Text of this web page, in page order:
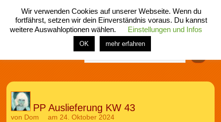
menü
home rubrik buch comic spiel fotos shop
PP Auslieferung KW 43
von Dom am 24. Oktober 2024
Wir verwenden Cookies auf unserer Webseite. Wenn du
fortfährst, setzen wir dein Einverständnis voraus. Du kannst
weitere Auswahloptionen wählen.
Einstellungen und Infos
OK mehr erfahren